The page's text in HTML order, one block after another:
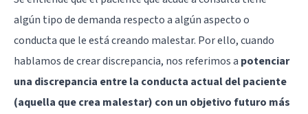
algún tipo de demanda respecto a algún aspecto o
conducta que le está creando malestar. Por ello, cuando
hablamos de crear discrepancia, nos referimos a potenciar
una discrepancia entre la conducta actual del paciente
(aquella que crea malestar) con un objetivo futuro más